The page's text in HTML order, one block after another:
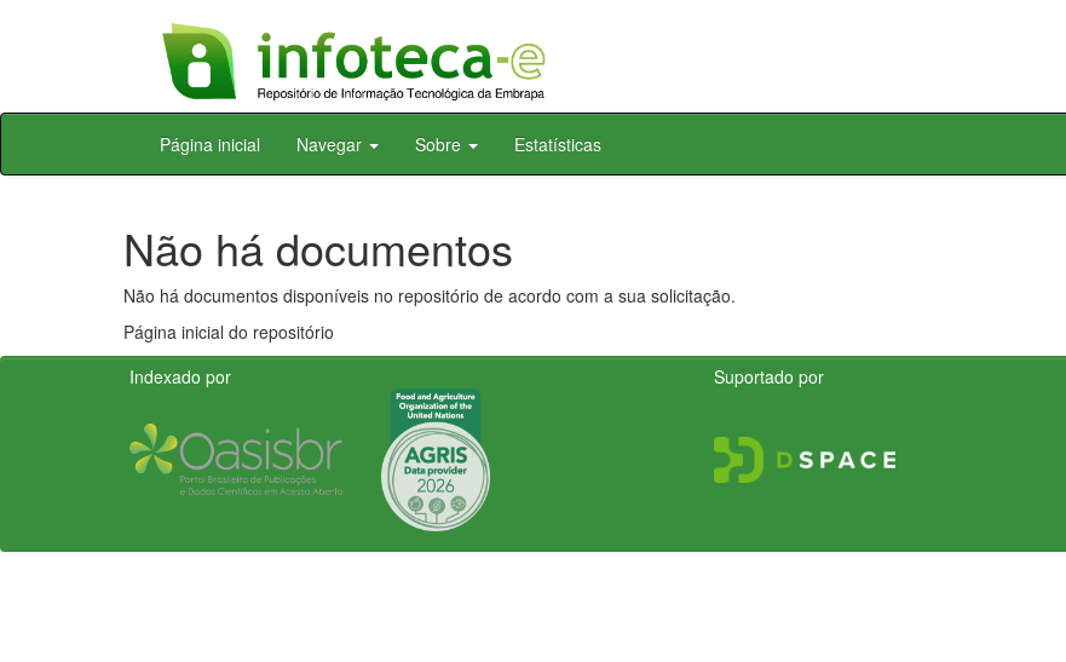
Skip
Página inicial Navegar Sobre Estatísticas
Não há documentos
Não há documentos disponíveis no repositório de acordo com a sua solicitação.
Página inicial do repositório
Indexado por
Suportado por